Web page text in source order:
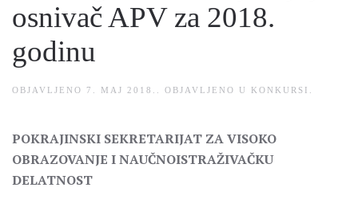
osnivač APV za 2018.
godinu
OBJAVLJENO 7. MAJ 2018. . OBJAVLJENO U KONKURSI
POKRAJINSKI SEKRETARIJAT ZA VISOKO
OBRAZOVANJE I NAUČNOISTRAŽIVAČKU
DELATNOST